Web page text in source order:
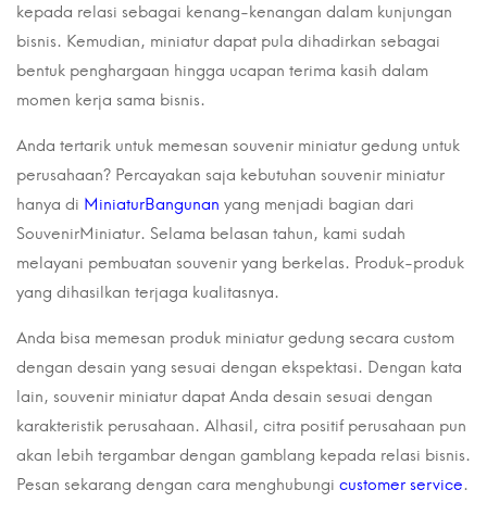
kepada relasi sebagai kenang-kenangan dalam kunjungan
bisnis. Kemudian, miniatur dapat pula dihadirkan sebagai
bentuk penghargaan hingga ucapan terima kasih dalam
momen kerja sama bisnis.
Anda tertarik untuk memesan souvenir miniatur gedung untuk
perusahaan? Percayakan saja kebutuhan souvenir miniatur
hanya di MiniaturBangunan yang menjadi bagian dari
SouvenirMiniatur. Selama belasan tahun, kami sudah
melayani pembuatan souvenir yang berkelas. Produk-produk
yang dihasilkan terjaga kualitasnya.
Anda bisa memesan produk miniatur gedung secara custom
dengan desain yang sesuai dengan ekspektasi. Dengan kata
lain, souvenir miniatur dapat Anda desain sesuai dengan
karakteristik perusahaan. Alhasil, citra positif perusahaan pun
akan lebih tergambar dengan gamblang kepada relasi bisnis.
Pesan sekarang dengan cara menghubungi customer service.